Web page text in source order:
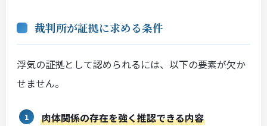
裁判所が証拠に求める条件
浮気の証拠として認められるには、以下の要素が欠か
せません。
肉体関係の存在を強く推認できる内容